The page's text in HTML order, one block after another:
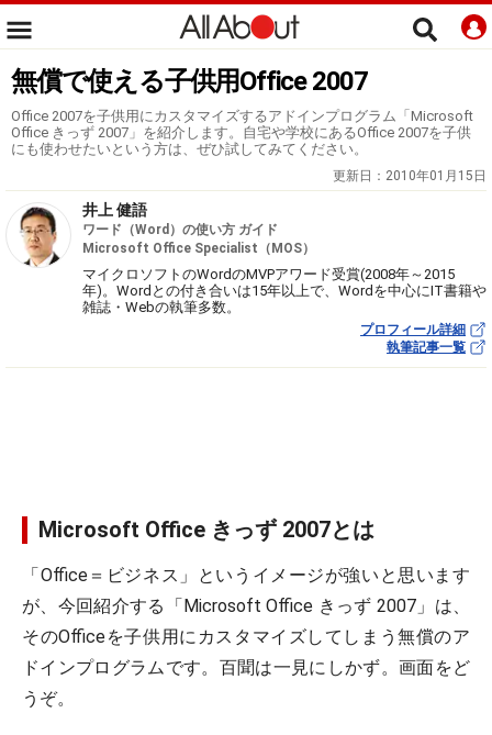
無償で使える子供用Office 2007
Office 2007を子供用にカスタマイズするアドインプログラム「Microsoft
Office きっず 2007」を紹介します。自宅や学校にあるOffice 2007を子供
にも使わせたいという方は、ぜひ試してみてください。
更新日： 2010年01月15日
井上 健語
ワード（Word）の使い方 ガイド
Microsoft Office Specialist（MOS）
マイクロソフトのWordのMVPアワード受賞(2008年～2015
年)。Wordとの付き合いは15年以上で、Wordを中心にIT書籍や
雑誌・Webの執筆多数。
プロフィール詳細
執筆記事一覧
Microsoft Office きっず 2007とは
「Office＝ビジネス」というイメージが強いと思います
が、今回紹介する「Microsoft Office きっず 2007」は、
そのOfficeを子供用にカスタマイズしてしまう無償のア
ドインプログラムです。百聞は一見にしかず。画面をど
うぞ。